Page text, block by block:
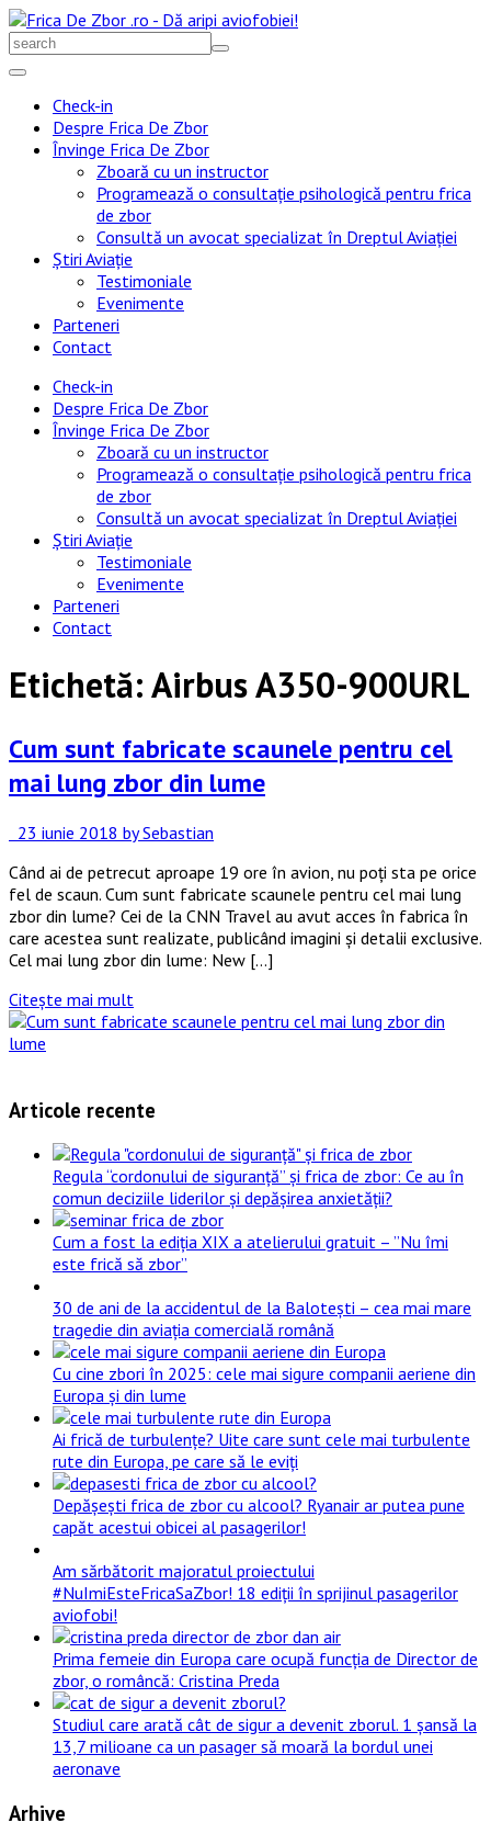
Skip
to
Search
Check-in
Despre Frica De Zbor
Învinge Frica De Zbor
Zboară cu un instructor
Programează o consultație psihologică pentru frica
de zbor
Consultă un avocat specializat în Dreptul Aviației
Știri Aviație
Testimoniale
Evenimente
Parteneri
Contact
Check-in
Despre Frica De Zbor
Învinge Frica De Zbor
Zboară cu un instructor
Programează o consultație psihologică pentru frica
de zbor
Consultă un avocat specializat în Dreptul Aviației
Știri Aviație
Testimoniale
Evenimente
Parteneri
Contact
Etichetă:Airbus A350-900URL
Cum sunt fabricate scaunele pentru cel
mai lung zbor din lume
23 iunie 2018 by Sebastian
Când ai de petrecut aproape 19 ore în avion, nu poți sta pe orice
fel de scaun. Cum sunt fabricate scaunele pentru cel mai lung
zbor din lume? Cei de la CNN Travel au avut acces în fabrica în
care acestea sunt realizate, publicând imagini și detalii exclusive.
Cel mai lung zbor din lume: New […]
Citește mai mult
Articole recente
Regula “cordonului de siguranță” și frica de zbor: Ce au în
comun deciziile liderilor și depășirea anxietății?
Cum a fost la ediția XIX a atelierului gratuit – ”Nu îmi
este frică să zbor”
30 de ani de la accidentul de la Balotești – cea mai mare
tragedie din aviația comercială română
Cu cine zbori în 2025: cele mai sigure companii aeriene din
Europa și din lume
Ai frică de turbulențe? Uite care sunt cele mai turbulente
rute din Europa, pe care să le eviți
Depășești frica de zbor cu alcool? Ryanair ar putea pune
capăt acestui obicei al pasagerilor!
Am sărbătorit majoratul proiectului
#NuImiEsteFricaSaZbor! 18 ediții în sprijinul pasagerilor
aviofobi!
Prima femeie din Europa care ocupă funcția de Director de
zbor, o româncă: Cristina Preda
Studiul care arată cât de sigur a devenit zborul. 1 șansă la
13,7 milioane ca un pasager să moară la bordul unei
aeronave
Arhive